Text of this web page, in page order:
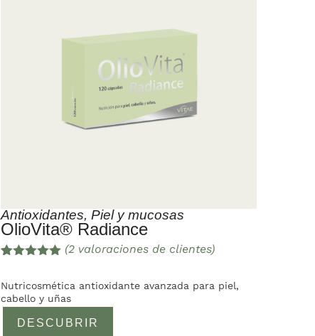
Antioxidantes, Piel y mucosas
OlioVita® Radiance
DESCUBRIR
5 en base
a
s de
(2 valoraciones de clientes)
Nutricosmética antioxidante avanzada para piel,
cabello y uñas